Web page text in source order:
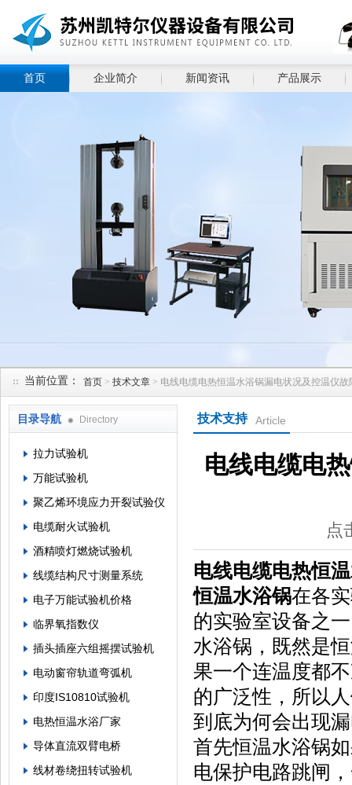
首页 企业简介 新闻资讯 产品展示
当前位置： 首页 > 技术文章 > 电线电缆电热恒温水浴锅漏电状况及控温仪故
目录导航 Directory
拉力试验机
万能试验机
聚乙烯环境应力开裂试验仪
电缆耐火试验机
酒精喷灯燃烧试验机
线缆结构尺寸测量系统
电子万能试验机价格
临界氧指数仪
插头插座六组摇摆试验机
电动窗帘轨道弯弧机
印度IS10810试验机
电热恒温水浴厂家
导体直流双臂电桥
线材卷绕扭转试验机
技术支持 Article
电线电缆电
点
电线电缆电热恒
恒温水浴锅在各
的实验室设备之
水浴锅，既然是
果一个连温度都
的广泛性，所以
到底为何会出现
首先恒温水浴锅
电保护电路跳闸